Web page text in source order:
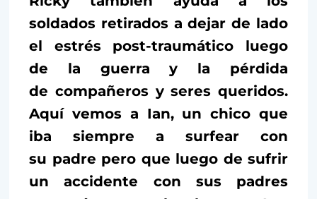
soldados retirados a dejar de lado
el estrés post-traumático luego
de la guerra y la pérdida
de compañeros y seres queridos.
Aquí vemos a Ian, un chico que
iba siempre a surfear con
su padre pero que luego de sufrir
un accidente con sus padres